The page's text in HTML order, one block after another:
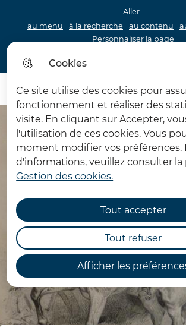
Cookies
Ce site utilise des cookies pour
fonctionnement et réaliser des
visite. En cliquant sur Accepter,
l'utilisation de ces cookies. Vous
moment modifier vos préférences.
d'informations, veuillez consulter la
Gestion des cookies.
Afficher les
Tout accepter
Tout refuser
Aller :
au menu
à la recherche au contenu
Personnaliser la page
Château d'Hardelot